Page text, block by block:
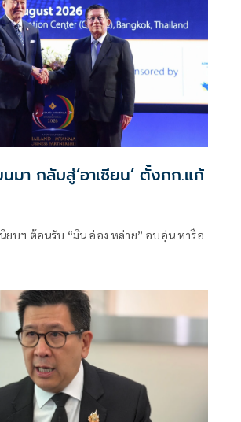
กลับสู่‘อาเซียน’ ตั้งกก.แก้
ยบฯ ต้อนรับ “มิน อ่อง หล่าย” อบอุ่น หารือ